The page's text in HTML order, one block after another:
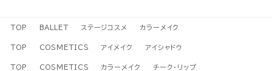
TOP BALLET ステージコスメ カラーメイク
TOP COSMETICS アイメイク アイシャドウ
TOP COSMETICS カラーメイク チーク・リップ